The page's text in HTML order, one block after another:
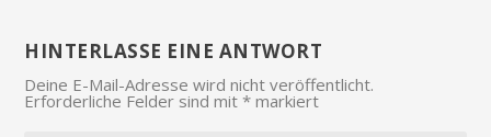
HINTERLASSE EINE ANTWORT
Deine E-Mail-Adresse wird nicht veröffentlicht.
Erforderliche Felder sind mit* markiert